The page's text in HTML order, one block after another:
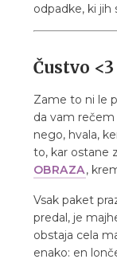
odpadke, ki jih
Čustvo <3
Zame to ni le
da vam rečem
nego, hvala,
to, kar ostane
OBRAZA,
Vsak paket
predal, je
obstaja cela
enako: en